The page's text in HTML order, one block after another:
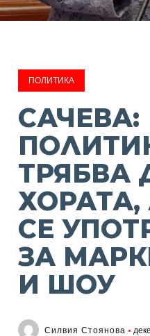
ПОЛИТИКА
САЧЕВА:
ТРЯБВА
СЕ
ЗА
И ШОУ
Силвия Стоянова